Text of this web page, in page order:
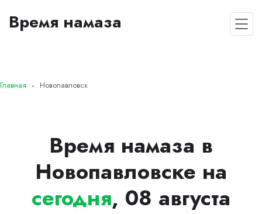
Время намаза
Главная Новопавловск
Время намаза в
Новопавловске на
сегодня, 08 августа